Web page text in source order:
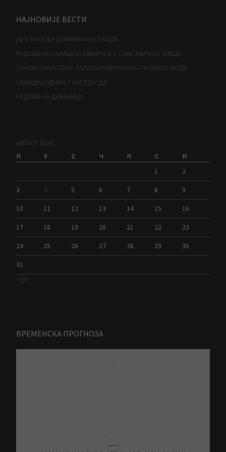
НАЈНОВИЈЕ ВЕСТИ
ДЕО НАСЕЉА ДУВАНИКА БЕЗ ВОДЕ
РАДОВИ НА САНАЦИЈИ ХАВАРИЈЕ У САВЕЗНИЧКОЈ УЛИЦИ
ТОКОМ ТОПЛОТНОГ ТАЛАСА РАЦИОНАЛНО ТРОШИТЕ ВОДУ
САНАЦИЈА КВАРА У НАСЕЉУ Д3
РАДОВИ НА ДУВАНИЦИ
АВГУСТ 2026.
П У С Ч П С Н
1 2
3 4 5 6 7 8 9
10 11 12 13 14 15 16
17 18 19 20 21 22 23
24 25 26 27 28 29 30
31
« јул
ВРЕМЕНСКА ПРОГНОЗА
-
⚠